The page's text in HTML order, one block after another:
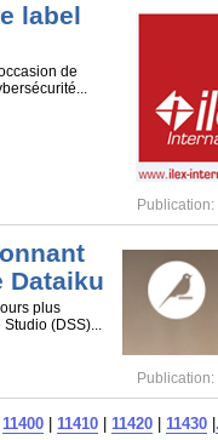
label
de
Dataiku
plus
(DSS)...
11400 11410 11420 11430